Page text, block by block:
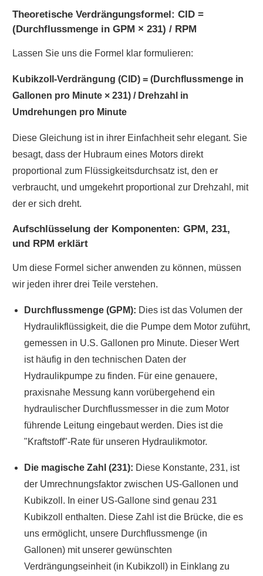
Theoretische Verdrängungsformel: CID =
(Durchflussmenge in GPM × 231) / RPM
Lassen Sie uns die Formel klar formulieren:
Kubikzoll-Verdrängung (CID) = (Durchflussmenge in
Gallonen pro Minute × 231) / Drehzahl in
Umdrehungen pro Minute
Diese Gleichung ist in ihrer Einfachheit sehr elegant. Sie
besagt, dass der Hubraum eines Motors direkt
proportional zum Flüssigkeitsdurchsatz ist, den er
verbraucht, und umgekehrt proportional zur Drehzahl, mit
der er sich dreht.
Aufschlüsselung der Komponenten: GPM, 231,
und RPM erklärt
Um diese Formel sicher anwenden zu können, müssen
wir jeden ihrer drei Teile verstehen.
Durchflussmenge (GPM): Dies ist das Volumen der
Hydraulikflüssigkeit, die die Pumpe dem Motor zuführt,
gemessen in U.S. Gallonen pro Minute. Dieser Wert
ist häufig in den technischen Daten der
Hydraulikpumpe zu finden. Für eine genauere,
praxisnahe Messung kann vorübergehend ein
hydraulischer Durchflussmesser in die zum Motor
führende Leitung eingebaut werden. Dies ist die
"Kraftstoff"-Rate für unseren Hydraulikmotor.
Die magische Zahl (231): Diese Konstante, 231, ist
der Umrechnungsfaktor zwischen US-Gallonen und
Kubikzoll. In einer US-Gallone sind genau 231
Kubikzoll enthalten. Diese Zahl ist die Brücke, die es
uns ermöglicht, unsere Durchflussmenge (in
Gallonen) mit unserer gewünschten
Verdrängungseinheit (in Kubikzoll) in Einklang zu